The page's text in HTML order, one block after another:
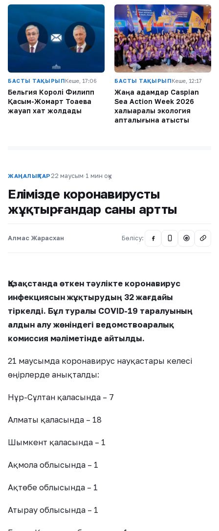
БАСТЫ ТАҚЫРЫПКеше, 17:06
Бельгия Королі Филипп
Қасым-Жомарт Тоқаевқа
жауап хат жолдады
БАСТЫ ТАҚЫРЫПКеше, 12:17
Жаңа адамдар Caspian
Sea Action Week 2026
халықаралық экология
апталығына қатысты
ЖАҢАЛЫҚТАР 22 маусым·1 мин оқу
Елімізде коронавирусты
жұқтырғандар саны артты
Алмас Жарасхан Бөлісу: @
Қазақстанда өткен тәулікте коронавирус
инфекциясын жұқтырудың 32 жағдайы
тіркелді. Бұл туралы COVID-19 таралуының
алдын алу жөніндегі ведомствоаралық
комиссия мәліметінде айтылды.
21 маусымда коронавирус науқастары келесі
өңірлерде анықталды:
Нұр-Сұлтан қаласында – 7
Алматы қаласында – 18
Шымкент қаласында – 1
Ақмола облысында – 1
Ақтөбе облысында – 1
Атырау облысында – 1